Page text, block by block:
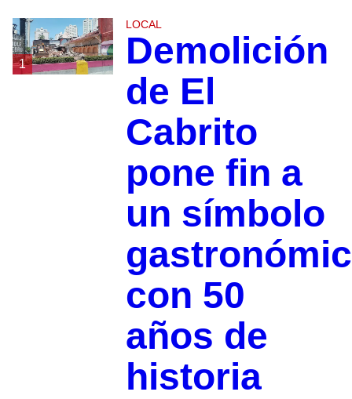
1
LOCAL
Demolición
de El
Cabrito
pone fin a
un símbolo
con 50
años de
historia